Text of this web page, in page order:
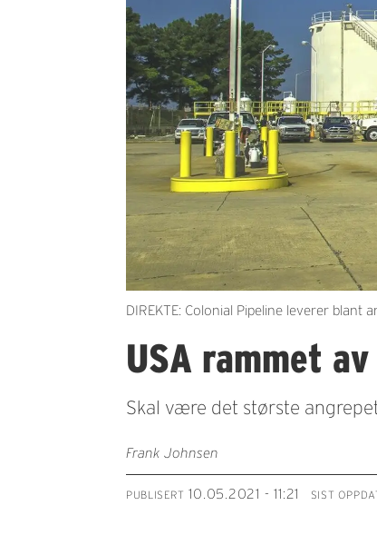
DIREKTE: Colonial Pipeline leverer blant
USA rammet
Skal være det største
Frank Johnsen
PUBLISERT 10.05.2021 - 11:21 SIST